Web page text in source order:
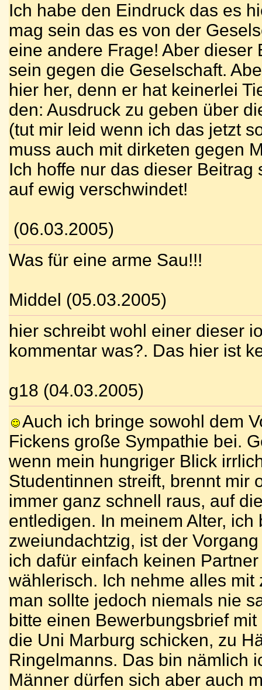
Ich habe den Eindruck das es
mag sein das es von der
eine andere Frage! Aber dieser
sein gegen die Geselschaft.
hier her, denn er hat keinerlei
den: Ausdruck zu geben über
(tut mir leid wenn ich das jetzt
muss auch mit dirketen gegen
Ich hoffe nur das dieser
auf ewig verschwindet!
(06.03.2005)
Was für eine arme Sau!!!
Middel (05.03.2005)
hier schreibt wohl einer dieser
kommentar was?. Das hier ist
g18 (04.03.2005)
Auch ich bringe sowohl dem
Fickens große Sympathie bei.
wenn mein hungriger Blick
Studentinnen streift, brennt mir
immer ganz schnell raus, auf
entledigen. In meinem Alter,
zweiundachtzig, ist der
ich dafür einfach keinen
wählerisch. Ich nehme alles
man sollte jedoch niemals nie
bitte einen Bewerbungsbrief
die Uni Marburg schicken, zu
Ringelmanns. Das bin nämlich
Männer dürfen sich aber auch